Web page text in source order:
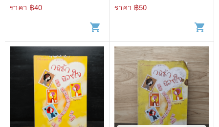
ราคา ฿40
shopping_cart
ราคา ฿50
shopping_cart